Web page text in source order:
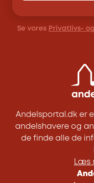
Se vores Privatlivs-
Andelsportal.dk er
andelshavere og
de finde alle de
Læs